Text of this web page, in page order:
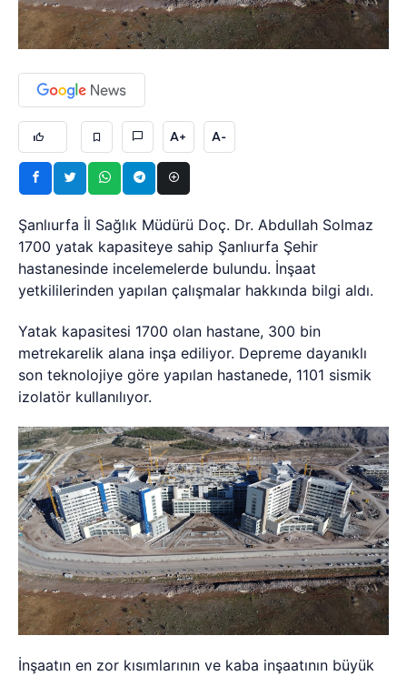
A+ A-
Şanlıurfa İl Sağlık Müdürü Doç. Dr. Abdullah Solmaz
1700 yatak kapasiteye sahip Şanlıurfa Şehir
hastanesinde incelemelerde bulundu. İnşaat
yetkililerinden yapılan çalışmalar hakkında bilgi aldı.
Yatak kapasitesi 1700 olan hastane, 300 bin
metrekarelik alana inşa ediliyor. Depreme dayanıklı
son teknolojiye göre yapılan hastanede, 1101 sismik
izolatör kullanılıyor.
İnşaatın en zor kısımlarının ve kaba inşaatının büyük